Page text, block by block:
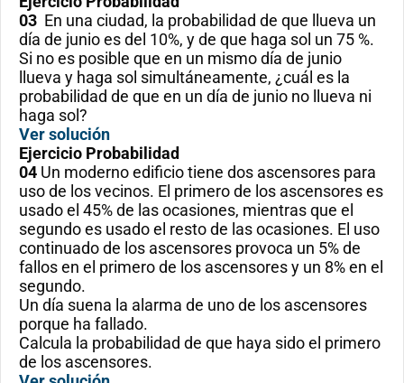
03 En una ciudad, la probabilidad de que llueva un
día de junio es del 10%, y de que haga sol un 75 %.
Si no es posible que en un mismo día de junio
llueva y haga sol simultáneamente, ¿cuál es la
probabilidad de que en un día de junio no llueva ni
haga sol?
Ver solución
Ejercicio Probabilidad
04 Un moderno edificio tiene dos ascensores para
uso de los vecinos. El primero de los ascensores es
usado el 45% de las ocasiones, mientras que el
segundo es usado el resto de las ocasiones. El uso
continuado de los ascensores provoca un 5% de
fallos en el primero de los ascensores y un 8% en el
segundo.
Un día suena la alarma de uno de los ascensores
porque ha fallado.
Calcula la probabilidad de que haya sido el primero
de los ascensores.